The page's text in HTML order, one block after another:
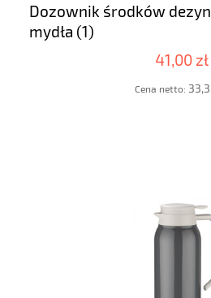
Dozownik środków
mydła (1)
41,00 zł
Cena netto: